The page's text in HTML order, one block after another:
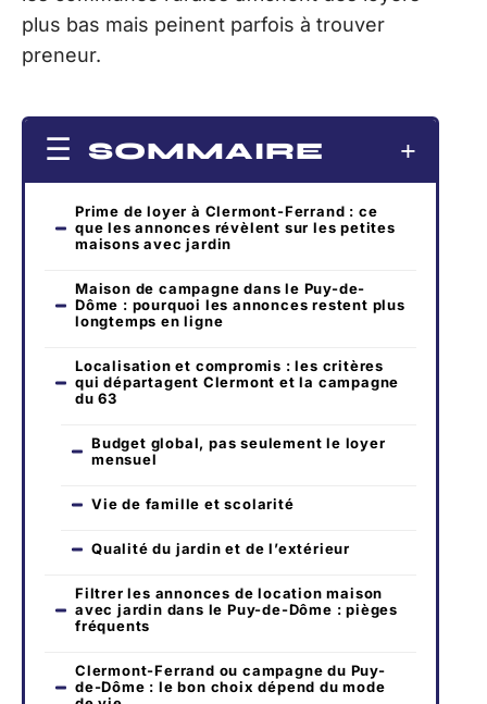
plus bas mais peinent parfois à trouver
preneur.
SOMMAIRE
Prime de loyer à Clermont-Ferrand : ce
que les annonces révèlent sur les petites
maisons avec jardin
Maison de campagne dans le Puy-de-
Dôme : pourquoi les annonces restent plus
longtemps en ligne
Localisation et compromis : les critères
qui départagent Clermont et la campagne
du 63
Budget global, pas seulement le loyer
mensuel
Vie de famille et scolarité
Qualité du jardin et de l’extérieur
Filtrer les annonces de location maison
avec jardin dans le Puy-de-Dôme : pièges
fréquents
Clermont-Ferrand ou campagne du Puy-
de-Dôme : le bon choix dépend du mode